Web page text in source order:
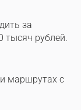
за
тысяч рублей.
маршрутах с